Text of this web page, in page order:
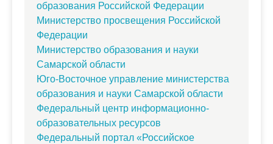
образования Российской Федерации
Министерство просвещения Российской
Федерации
Министерство образования и науки
Самарской области
Юго-Восточное управление министерства
образования и науки Самарской области
Федеральный центр информационно-
образовательных ресурсов
Федеральный портал «Российское